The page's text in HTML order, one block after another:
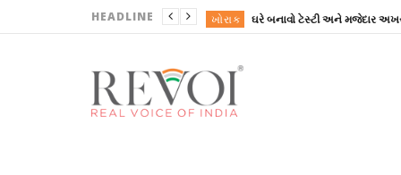
HEADLINE ખોરાક ઘરે બનાવો ટેસ્ટી અને મજેદાર
ગુજરાત
ગુજરાત